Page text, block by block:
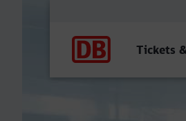
Tickets
Bielefeld Hbf